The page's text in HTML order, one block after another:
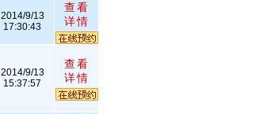
2014/9/13
17:30:43
查看
详情
2014/9/13
15:37:57
查看
详情